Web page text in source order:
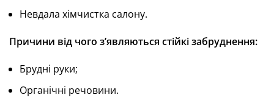
Невдала хімчистка салону.
Причини від чого з’являються стійкі забруднення:
Брудні руки;
Органічні речовини.